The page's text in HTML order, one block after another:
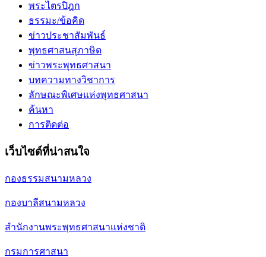
พระไตรปิฎก
ธรรมะ/ข้อคิด
ข่าวประชาสัมพันธ์
พุทธศาสนสุภาษิต
ข่าวพระพุทธศาสนา
บทความทางวิชาการ
ลักษณะพิเศษแห่งพุทธศาสนา
ค้นหา
การติดต่อ
เว็บไซต์ที่น่าสนใจ
กองธรรมสนามหลวง
กองบาลีสนามหลวง
สำนักงานพระพุทธศาสนาแห่งชาติ
กรมการศาสนา